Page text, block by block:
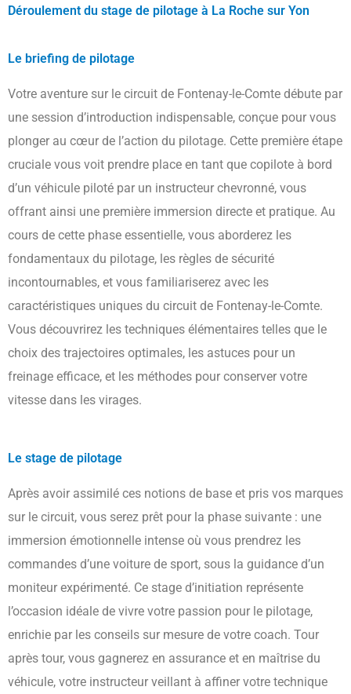
Déroulement du stage de pilotage à La Roche sur Yon
Le briefing de pilotage
Votre aventure sur le circuit de Fontenay-le-Comte débute par
une session d’introduction indispensable, conçue pour vous
plonger au cœur de l’action du pilotage. Cette première étape
cruciale vous voit prendre place en tant que copilote à bord
d’un véhicule piloté par un instructeur chevronné, vous
offrant ainsi une première immersion directe et pratique. Au
cours de cette phase essentielle, vous aborderez les
fondamentaux du pilotage, les règles de sécurité
incontournables, et vous familiariserez avec les
caractéristiques uniques du circuit de Fontenay-le-Comte.
Vous découvrirez les techniques élémentaires telles que le
choix des trajectoires optimales, les astuces pour un
freinage efficace, et les méthodes pour conserver votre
vitesse dans les virages.
Le stage de pilotage
Après avoir assimilé ces notions de base et pris vos marques
sur le circuit, vous serez prêt pour la phase suivante : une
immersion émotionnelle intense où vous prendrez les
commandes d’une voiture de sport, sous la guidance d’un
moniteur expérimenté. Ce stage d’initiation représente
l’occasion idéale de vivre votre passion pour le pilotage,
enrichie par les conseils sur mesure de votre coach. Tour
après tour, vous gagnerez en assurance et en maîtrise du
véhicule, votre instructeur veillant à affiner votre technique